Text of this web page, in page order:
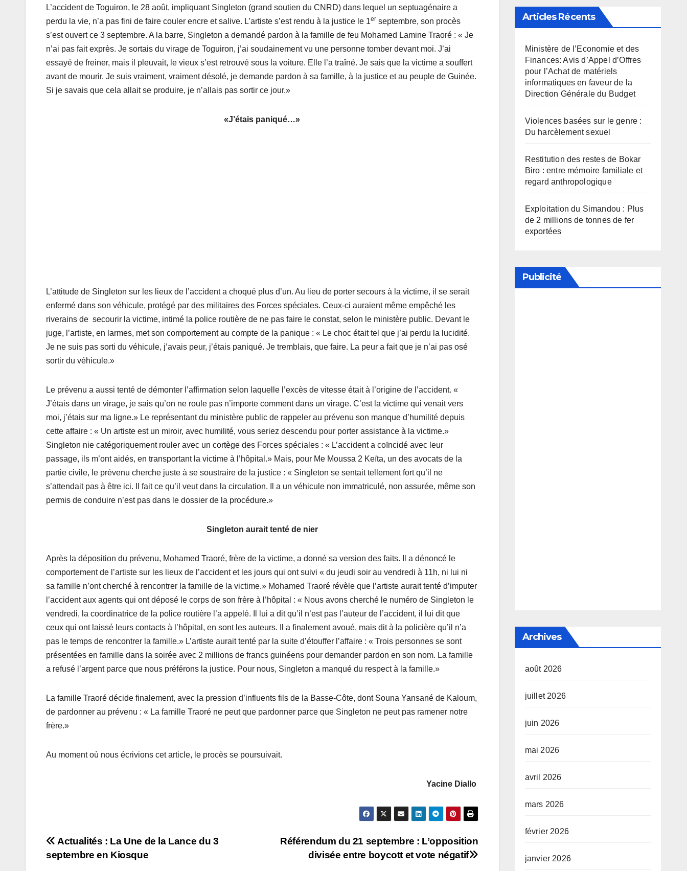
L’accident de Toguiron, le 28 août, impliquant Singleton (grand soutien du CNRD) dans lequel un septuagénaire a
perdu la vie, n’a pas fini de faire couler encre et salive. L’artiste s’est rendu à la justice le 1er septembre, son procès
s’est ouvert ce 3 septembre. A la barre, Singleton a demandé pardon à la famille de feu Mohamed Lamine Traoré : « Je
n’ai pas fait exprès. Je sortais du virage de Toguiron, j’ai soudainement vu une personne tomber devant moi. J’ai
essayé de freiner, mais il pleuvait, le vieux s’est retrouvé sous la voiture. Elle l’a traîné. Je sais que la victime a souffert
avant de mourir. Je suis vraiment, vraiment désolé, je demande pardon à sa famille, à la justice et au peuple de Guinée.
Si je savais que cela allait se produire, je n’allais pas sortir ce jour.»
«J’étais paniqué…»
L’attitude de Singleton sur les lieux de l’accident a choqué plus d’un. Au lieu de porter secours à la victime, il se serait
enfermé dans son véhicule, protégé par des militaires des Forces spéciales. Ceux-ci auraient même empêché les
riverains de secourir la victime, intimé la police routière de ne pas faire le constat, selon le ministère public. Devant le
juge, l’artiste, en larmes, met son comportement au compte de la panique : « Le choc était tel que j’ai perdu la lucidité.
Je ne suis pas sorti du véhicule, j’avais peur, j’étais paniqué. Je tremblais, que faire. La peur a fait que je n’ai pas osé
sortir du véhicule.»
Le prévenu a aussi tenté de démonter l’affirmation selon laquelle l’excès de vitesse était à l’origine de l’accident. «
J’étais dans un virage, je sais qu’on ne roule pas n’importe comment dans un virage. C’est la victime qui venait vers
moi, j’étais sur ma ligne.» Le représentant du ministère public de rappeler au prévenu son manque d’humilité depuis
cette affaire : « Un artiste est un miroir, avec humilité, vous seriez descendu pour porter assistance à la victime.»
Singleton nie catégoriquement rouler avec un cortège des Forces spéciales : « L’accident a coïncidé avec leur
passage, ils m’ont aidés, en transportant la victime à l’hôpital.» Mais, pour Me Moussa 2 Keïta, un des avocats de la
partie civile, le prévenu cherche juste à se soustraire de la justice : « Singleton se sentait tellement fort qu’il ne
s’attendait pas à être ici. Il fait ce qu’il veut dans la circulation. Il a un véhicule non immatriculé, non assurée, même son
permis de conduire n’est pas dans le dossier de la procédure.»
Singleton aurait tenté de nier
Après la déposition du prévenu, Mohamed Traoré, frère de la victime, a donné sa version des faits. Il a dénoncé le
comportement de l’artiste sur les lieux de l’accident et les jours qui ont suivi « du jeudi soir au vendredi à 11h, ni lui ni
sa famille n’ont cherché à rencontrer la famille de la victime.» Mohamed Traoré révèle que l’artiste aurait tenté d’imputer
l’accident aux agents qui ont déposé le corps de son frère à l’hôpital : « Nous avons cherché le numéro de Singleton le
vendredi, la coordinatrice de la police routière l’a appelé. Il lui a dit qu’il n’est pas l’auteur de l’accident, il lui dit que
ceux qui ont laissé leurs contacts à l’hôpital, en sont les auteurs. Il a finalement avoué, mais dit à la policière qu’il n’a
pas le temps de rencontrer la famille.» L’artiste aurait tenté par la suite d’étouffer l’affaire : « Trois personnes se sont
présentées en famille dans la soirée avec 2 millions de francs guinéens pour demander pardon en son nom. La famille
a refusé l’argent parce que nous préférons la justice. Pour nous, Singleton a manqué du respect à la famille.»
La famille Traoré décide finalement, avec la pression d’influents fils de la Basse-Côte, dont Souna Yansané de Kaloum,
de pardonner au prévenu : « La famille Traoré ne peut que pardonner parce que Singleton ne peut pas ramener notre
frère.»
Au moment où nous écrivions cet article, le procès se poursuivait.
Yacine Diallo
Navigation
de
Référendum du 21 septembre : L’opposition
divisée entre boycott et vote négatif
Actualités : La Une de la Lance du 3
septembre en Kiosque
Articles Récents
Ministère de l’Economie et des
Finances: Avis d’Appel d’Offres
pour l’Achat de matériels
informatiques en faveur de la
Direction Générale du Budget
Violences basées sur le genre :
Du harcèlement sexuel
Restitution des restes de Bokar
Biro : entre mémoire familiale et
regard anthropologique
Exploitation du Simandou : Plus
de 2 millions de tonnes de fer
exportées
Publicité
Archives
août 2026
juillet 2026
juin 2026
mai 2026
avril 2026
mars 2026
février 2026
janvier 2026